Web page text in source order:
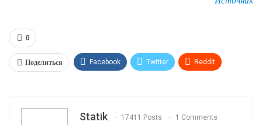
0
Поделиться Facebook Twitter ReddIt
Statik 17411 Posts 1 Comments